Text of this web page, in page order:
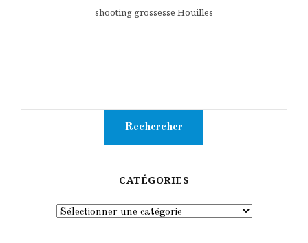
shooting grossesse Houilles
CATÉGORIES